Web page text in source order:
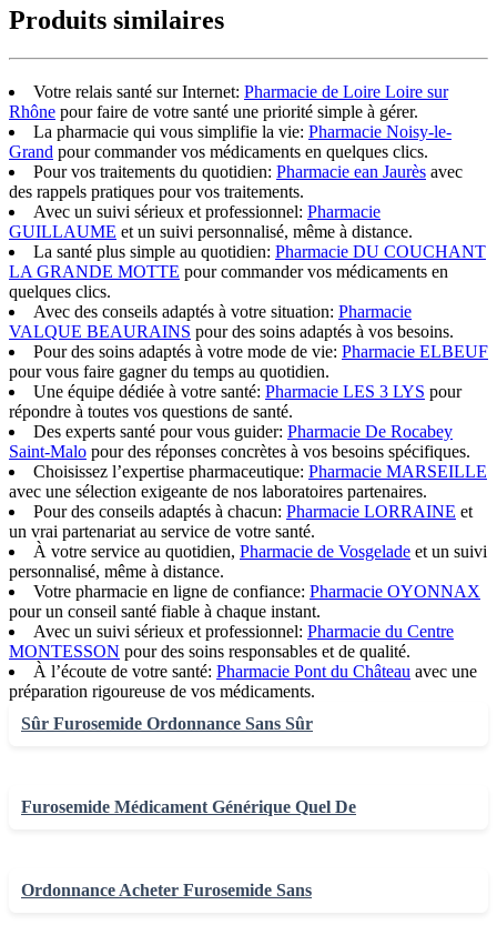
Produits similaires
Votre relais santé sur Internet: Pharmacie de Loire Loire sur
Rhône pour faire de votre santé une priorité simple à gérer.
La pharmacie qui vous simplifie la vie: Pharmacie Noisy-le-
Grand pour commander vos médicaments en quelques clics.
Pour vos traitements du quotidien: Pharmacie ean Jaurès avec
des rappels pratiques pour vos traitements.
Avec un suivi sérieux et professionnel: Pharmacie
GUILLAUME et un suivi personnalisé, même à distance.
La santé plus simple au quotidien: Pharmacie DU COUCHANT
LA GRANDE MOTTE pour commander vos médicaments en
quelques clics.
Avec des conseils adaptés à votre situation: Pharmacie
VALQUE BEAURAINS pour des soins adaptés à vos besoins.
Pour des soins adaptés à votre mode de vie: Pharmacie ELBEUF
pour vous faire gagner du temps au quotidien.
Une équipe dédiée à votre santé: Pharmacie LES 3 LYS pour
répondre à toutes vos questions de santé.
Des experts santé pour vous guider: Pharmacie De Rocabey
Saint-Malo pour des réponses concrètes à vos besoins spécifiques.
Choisissez l’expertise pharmaceutique: Pharmacie MARSEILLE
avec une sélection exigeante de nos laboratoires partenaires.
Pour des conseils adaptés à chacun: Pharmacie LORRAINE et
un vrai partenariat au service de votre santé.
À votre service au quotidien, Pharmacie de Vosgelade et un suivi
personnalisé, même à distance.
Votre pharmacie en ligne de confiance: Pharmacie OYONNAX
pour un conseil santé fiable à chaque instant.
Avec un suivi sérieux et professionnel: Pharmacie du Centre
MONTESSON pour des soins responsables et de qualité.
À l’écoute de votre santé: Pharmacie Pont du Château avec une
préparation rigoureuse de vos médicaments.
Sûr Furosemide Ordonnance Sans Sûr
Furosemide Médicament Générique Quel De
Ordonnance Acheter Furosemide Sans